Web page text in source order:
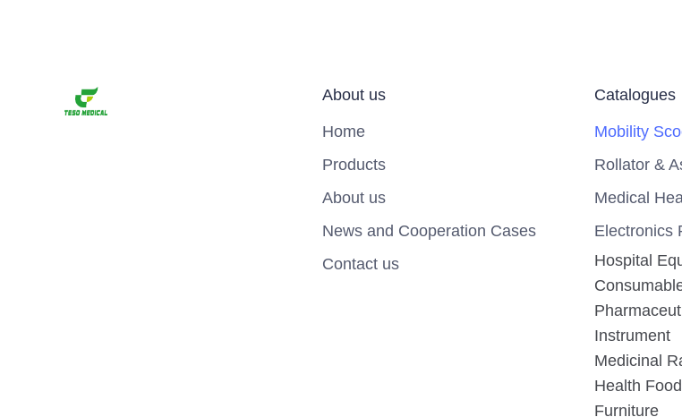
About us
Home
Products
About us
News and Cooperation Cases
Contact us
Catalogues
Mobility
Rollator &
Medical
Electronics
Hospital
Instrument
Medicinal
Health Food
Furniture